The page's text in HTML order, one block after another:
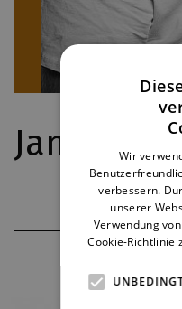
Jan Berka
Wir
verbessern.
unserer
Verwendung
Cookie-Richtlinie